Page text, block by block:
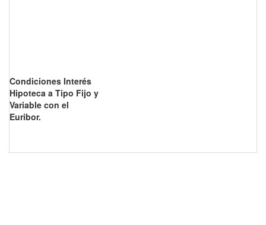
Condiciones Interés
Hipoteca a Tipo Fijo y
Variable con el
Euribor.